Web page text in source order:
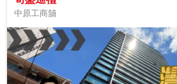
中原工商舖